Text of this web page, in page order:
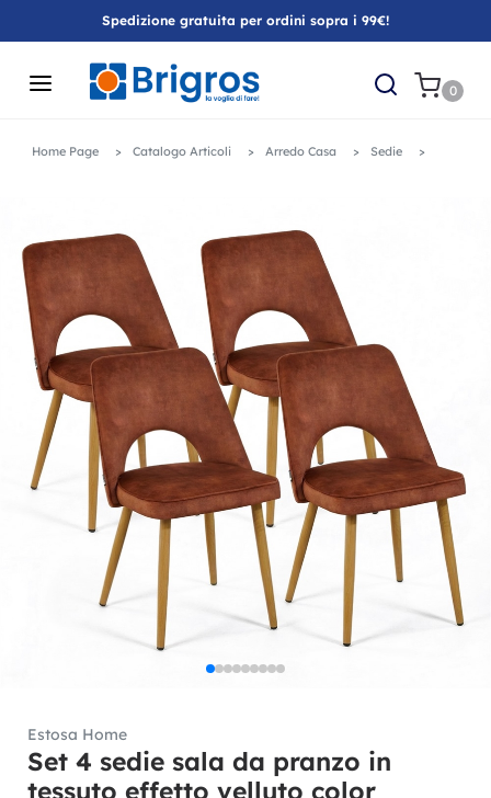
Spedizione gratuita per ordini sopra i 99€!
0
Home Page Catalogo Articoli Arredo Casa Sedie
Estosa Home
Set 4 sedie sala da pranzo in
tessuto effetto velluto color